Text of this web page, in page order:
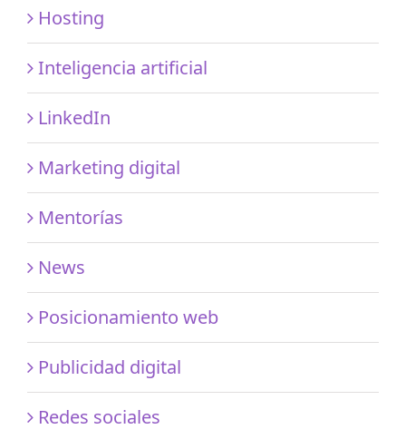
Hosting
Inteligencia artificial
LinkedIn
Marketing digital
Mentorías
News
Posicionamiento web
Publicidad digital
Redes sociales